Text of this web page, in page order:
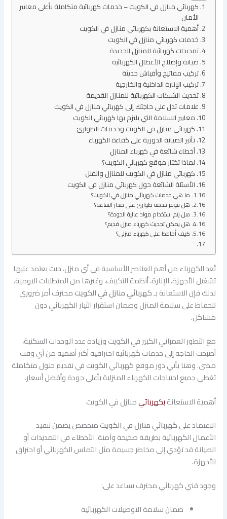
كهربائي منازل في الكويت – خدمات كهربائية متكاملة بأعلى معايير
الأمان
أهمية الاستعانة بكهربائي منازل في الكويت
خدمات كهربائي منازل في الكويت
تمديدات كهربائية للمنازل الجديدة
صيانة وإصلاح الأعطال الكهربائية
تركيب مفاتيح وأفياش حديثة
تركيب الإنارة الداخلية والخارجية
تحديث الشبكات الكهربائية للمنازل القديمة
علامات تدل على حاجتك إلى كهربائي منازل في الكويت
معايير السلامة التي يلتزم بها كهربائي الكويت
كهربائي منازل في الكويت وخدمات الطوارئ
تأثير الصيانة الدورية على كفاءة الكهرباء
أخطاء شائعة في كهرباء المنازل
لماذا تختار موقع كهربائي الكويت؟
كهربائي منازل في الكويت للمنازل والفلل
الأسئلة الشائعة حول كهربائي منازل في الكويت
ما هي خدمات كهربائي منازل في الكويت؟
هل تتوفر خدمة طوارئ على مدار الساعة؟
هل يتم استخدام مواد عالية الجودة؟
هل يمكن تحديث كهرباء منزل قديم؟
كيف أحافظ على كهرباء منزلي؟
تُعد الكهرباء من أهم العناصر الأساسية في أي منزل، حيث يعتمد عليها
تشغيل الأجهزة، الإنارة، أنظمة التكييف، وغيرها من المتطلبات اليومية.
لذلك فإن الاستعانة بـكهربائي منازل في الكويتمحترف أمر ضروري
للحفاظ على سلامة المنزل وضمان استقرار التيار الكهربائي دون
مشاكل.
مع التطور العمراني الكبير في الكويت وزيادة عدد الوحدات السكنية،
أصبحت الحاجة إلى خدمات كهربائية احترافية أكثر أهمية من أي وقت
مضى. وهنا يأتي دور موقع كهربائي الكويت في تقديم حلول متكاملة
تغطي جميع احتياجات الكهرباء المنزلية بأعلى جودة وأفضل أسعار.
أهمية الاستعانةبكهربائيمنازل في الكويت
الاعتماد علىكهربائي منازل في الكويتمتخصص يضمن تنفيذ
الأعمال الكهربائية بطريقة صحيحة وآمنة. الأخطاء في التمديدات أو
الصيانة قد تؤدي إلى مخاطر جسيمة مثل التماس الكهربائي أو احتراق
الأجهزة.
وجود فني كهربائي محترف يساعد على:
ضمان سلامة التوصيلات الكهربائية